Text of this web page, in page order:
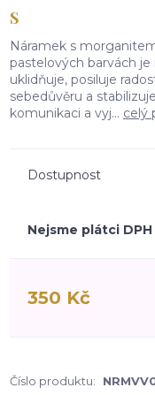
S
Náramek s
pastelových barvách
uklidňuje, posiluje
sebedůvěru a
komunikaci a vyj... celý
Dostupnost
Nejsme plátci DPH
350 Kč
Číslo produktu: